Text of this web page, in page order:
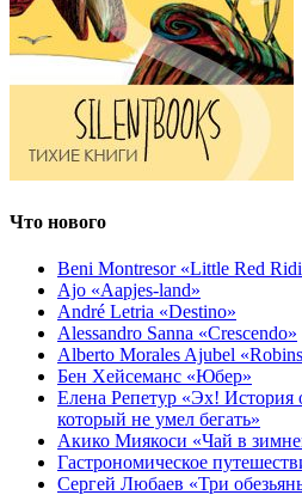
Что нового
Beni Montresor «Little Red
Ajo «Aapjes-land»
André Letria «Destino»
Alessandro Sanna «Crescendo»
Alberto Morales Ajubel
Бен Хейсеманс «Юбер»
Елена Репетур «Эх! История
который не умел бегать»
Акико Миякоси «Чай в
Гастрономическое
Сергей Любаев «Три